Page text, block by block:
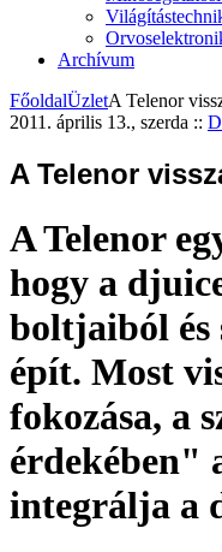
Archívum
FőoldalÜzletA Telenor
2011. április 13., szerda ::
A Telenor
A Telenor
hogy a
boltjaiból és
épít. Most
fokozása, a
érdekében"
integrálja a